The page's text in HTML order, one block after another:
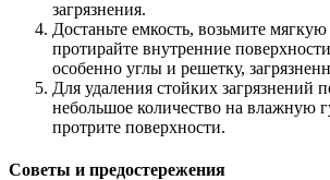
загрязнения.
Достаньте емкость, возьмите
протирайте внутренние
особенно углы и решетку,
Для удаления стойких загрязнений
небольшое количество на влажную
протрите поверхности.
Советы и предостережения